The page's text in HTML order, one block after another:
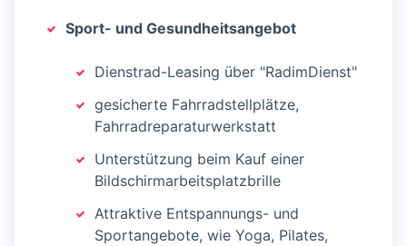
Sport- und Gesundheitsangebot
Dienstrad-Leasing über "RadimDienst"
gesicherte Fahrradstellplätze,
Fahrradreparaturwerkstatt
Unterstützung beim Kauf einer
Bildschirmarbeitsplatzbrille
Attraktive Entspannungs- und
Sportangebote, wie Yoga, Pilates,